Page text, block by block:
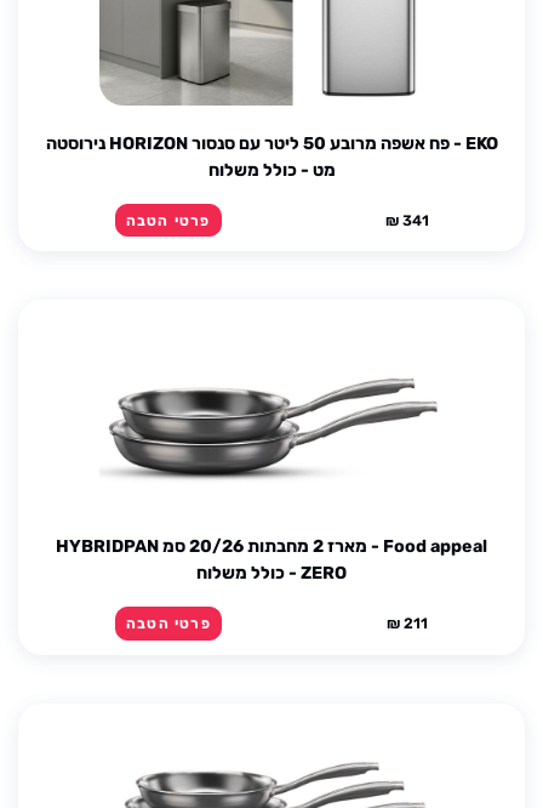
EKO - פח אשפה מרובע 50 ליטר עם סנסור HORIZON נירוסטה
מט - כולל משלוח
341 ₪ פרטי הטבה
Food appeal - מארז 2 מחבתות 20/26 סמ HYBRIDPAN
ZERO - כולל משלוח
211 ₪ פרטי הטבה